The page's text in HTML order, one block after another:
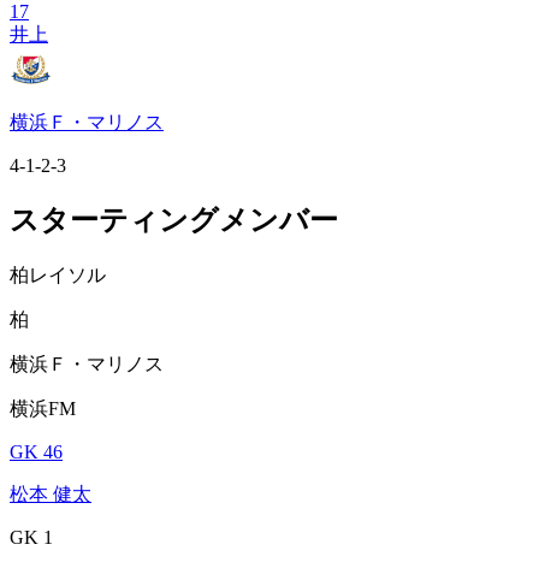
17
井上
横浜Ｆ・マリノス
4-1-2-3
スターティングメンバー
柏レイソル
柏
横浜Ｆ・マリノス
横浜FM
GK 46
松本 健太
GK 1